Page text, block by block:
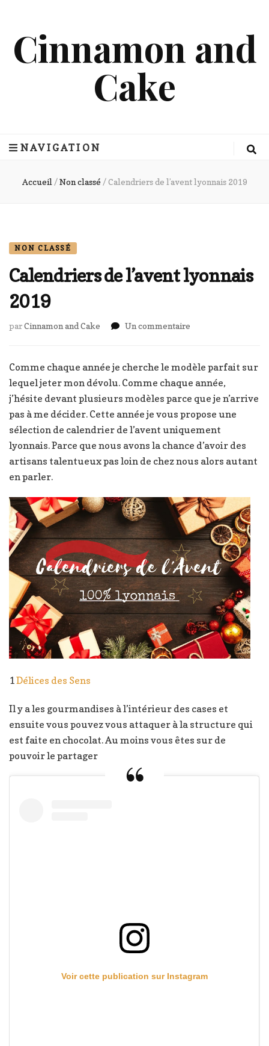
Cinnamon and
Cake
NAVIGATION
Accueil / Non classé / Calendriers de l’avent lyonnais 2019
NON CLASSÉ
Calendriers de l’avent lyonnais
2019
parCinnamon and Cake Un commentaire
l’avent
lyonnais
2019
Comme chaque année je cherche le modèle parfait sur
lequel jeter mon dévolu. Comme chaque année,
j’hésite devant plusieurs modèles parce que je n’arrive
pas à me décider. Cette année je vous propose une
sélection de calendrier de l’avent uniquement
lyonnais. Parce que nous avons la chance d’avoir des
artisans talentueux pas loin de chez nous alors autant
en parler.
1 Délices des Sens
Il y a les gourmandises à l’intérieur des cases et
ensuite vous pouvez vous attaquer à la structure qui
est faite en chocolat. Au moins vous êtes sur de
pouvoir le partager
Voir cette publication sur Instagram